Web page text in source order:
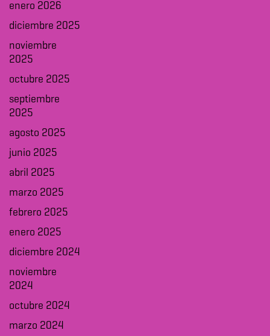
enero 2026
diciembre 2025
noviembre
2025
octubre 2025
septiembre
2025
agosto 2025
junio 2025
abril 2025
marzo 2025
febrero 2025
enero 2025
diciembre 2024
noviembre
2024
octubre 2024
marzo 2024